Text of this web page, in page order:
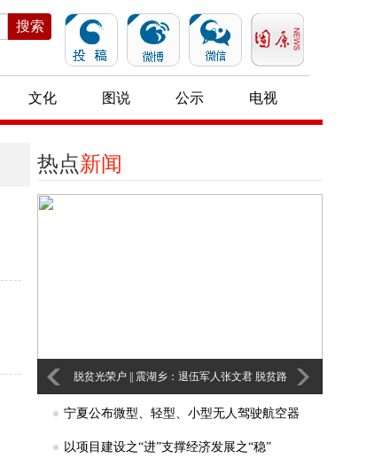
搜索
文化 图说 公示 电视
热点新闻
户 || 震湖乡：退伍军人张文君 脱贫路
上“领头羊”
沙沟乡：扶贫小车间
宁夏公布微型、轻型、小型无人驾驶航空器
适飞空域范围
以项目建设之“进”支撑经济发展之“稳”